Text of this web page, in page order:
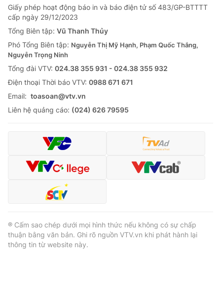
Giấy phép hoạt động báo in và báo điện tử số 483/GP-BTTTT
cấp ngày 29/12/2023
Tổng Biên tập: Vũ Thanh Thủy
Phó Tổng Biên tập: Nguyễn Thị Mỹ Hạnh, Phạm Quốc Thắng,
Nguyễn Trọng Ninh
Tổng đài VTV: 024.38 355 931 - 024.38 355 932
Ðiện thoại Thời báo VTV: 0988 671 671
Email: toasoan@vtv.vn
Liên hệ quảng cáo: (024) 626 79595
® Cấm sao chép dưới mọi hình thức nếu không có sự chấp
thuận bằng văn bản. Ghi rõ nguồn VTV.vn khi phát hành lại
thông tin từ website này.